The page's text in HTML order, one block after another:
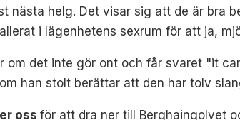
nästa helg. Det visar sig att de är bra
i lägenhetens sexrum för att ja,
om det inte gör ont och får svaret "it
han stolt berättar att den har tolv
ossför att dra ner till Berghaingolvet